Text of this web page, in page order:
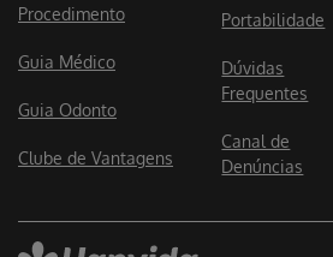
Procedimento
Guia Médico
Guia Odonto
Clube de Vantagens
Portabilidade
Dúvidas
Frequentes
Canal de
Denúncias